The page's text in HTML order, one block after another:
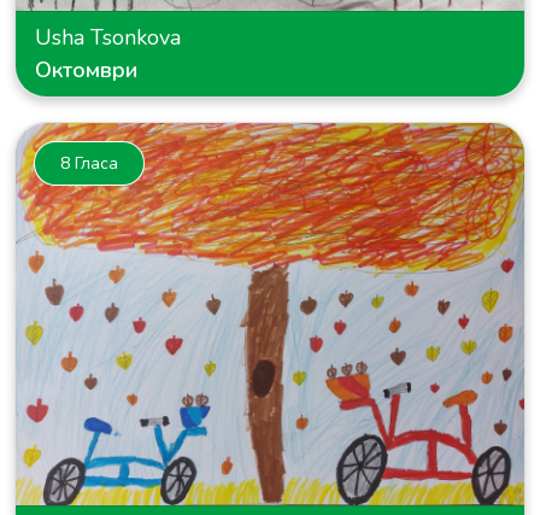
Usha Tsonkova
Октомври
8 Гласа